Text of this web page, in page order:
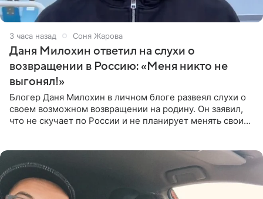
3 часа назад Соня Жарова
Даня Милохин ответил на слухи о
возвращении в Россию: «Меня никто не
выгонял!»
Блогер Даня Милохин в личном блоге развеял слухи о
своем возможном возвращении на родину. Он заявил,
что не скучает по России и не планирует менять свои